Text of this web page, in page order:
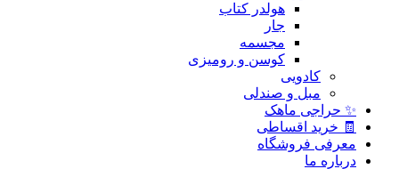
هولدر کتاب
جار
مجسمه
کوسن و رومیزی
کادویی
مبل و صندلی
✨ حراجی ماهک
🧾 خرید اقساطی
معرفی فروشگاه
درباره ما